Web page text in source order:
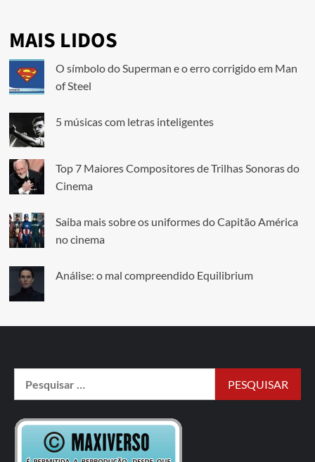
MAIS LIDOS
O símbolo do Superman e o erro corrigido em Man
of Steel
5 músicas com letras inteligentes
Top 7 Maiores Compositores de Trilhas Sonoras do
Cinema
Saiba mais sobre os uniformes do Capitão América
no cinema
Análise: o mal compreendido Equilibrium